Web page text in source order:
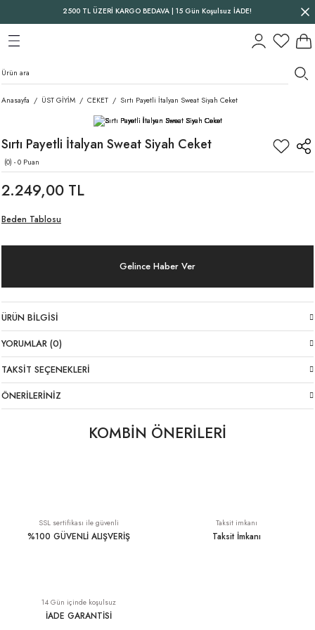
2500 TL ÜZERİ KARGO BEDAVA | 15 Gün Koşulsuz İADE!
Geri Dön
Geri Dön
Geri Dön
Anasayfa ÜST GİYİM CEKET Sırtı Payetli İtalyan Sweat Siyah Ceket
Sırtı Payetli İtalyan Sweat Siyah Ceket
(0) - 0 Puan
2.249,00 TL
Beden Tablosu
Gelince Haber Ver
ÜRÜN BILGISI
YORUMLAR (0)
TAKSIT SEÇENEKLERI
ÖNERILERINIZ
KOMBİN ÖNERİLERİ
3.349,00 TL
SSL sertifikası ile güvenli
%100 GÜVENLİ ALIŞVERİŞ
Taksit imkanı
Taksit İmkanı
14 Gün içinde koşulsuz
İADE GARANTİSİ